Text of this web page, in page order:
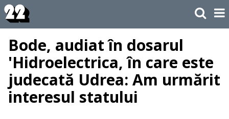
Bode, audiat în dosarul
'Hidroelectrica, în care este
judecată Udrea: Am urmărit
interesul statului